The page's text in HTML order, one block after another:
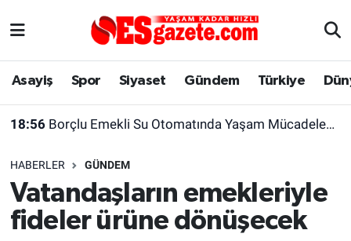
Asayiş Spor Siyaset Gündem Türkiye
18:56 Borçlu Emekli Su Otomatında Yaşam Mücadelesi Veriyor
HABERLER GÜNDEM
Vatandaşların emekleriyle
fideler ürüne dönüşecek
Asayiş
Gündem
Türkiye
Yaşam
Eskişehirspor Arşivi
Eskişehir Arşivi
Eskişehir Nöbetçi Eczaneler
Süper Lig Puan Durumu ve Fikstür
Tüm Manşetler